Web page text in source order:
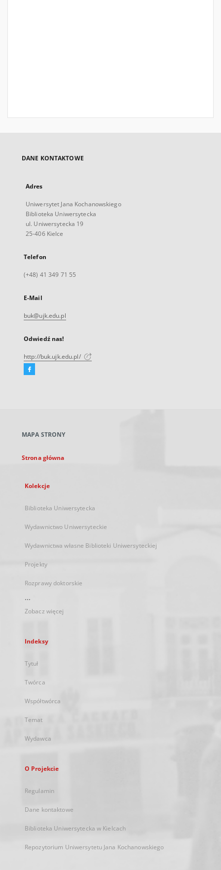
DANE KONTAKTOWE
Adres
Uniwersytet Jana Kochanowskiego
Biblioteka Uniwersytecka
ul. Uniwersytecka 19
25-406 Kielce
Telefon
(+48) 41 349 71 55
E-Mail
buk@ujk.edu.pl
Odwiedź nas!
http://buk.ujk.edu.pl/
Facebook
karcie
MAPA STRONY
Strona główna
Kolekcje
Biblioteka Uniwersytecka
Wydawnictwo Uniwersyteckie
Wydawnictwa własne Biblioteki Uniwersyteckiej
Projekty
Rozprawy doktorskie
...
Zobacz więcej
Indeksy
Tytuł
Twórca
Współtwórca
Temat
Wydawca
O Projekcie
Regulamin
Dane kontaktowe
Biblioteka Uniwersytecka w Kielcach
Repozytorium Uniwersytetu Jana Kochanowskiego